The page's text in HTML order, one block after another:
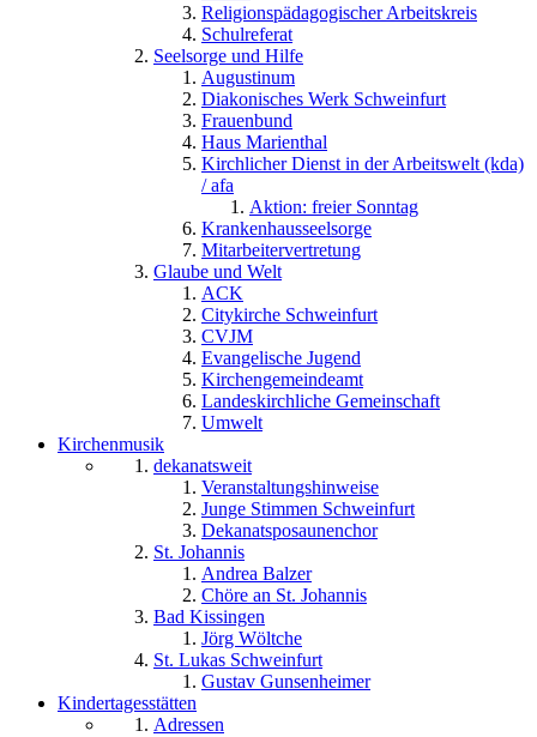
Religionspädagogischer Arbeitskreis
Schulreferat
Seelsorge und Hilfe
Augustinum
Diakonisches Werk Schweinfurt
Frauenbund
Haus Marienthal
Kirchlicher Dienst in der Arbeitswelt (kda)
/ afa
Aktion: freier Sonntag
Krankenhausseelsorge
Mitarbeitervertretung
Glaube und Welt
ACK
Citykirche Schweinfurt
CVJM
Evangelische Jugend
Kirchengemeindeamt
Landeskirchliche Gemeinschaft
Umwelt
Kirchenmusik
dekanatsweit
Veranstaltungshinweise
Junge Stimmen Schweinfurt
Dekanatsposaunenchor
St. Johannis
Andrea Balzer
Chöre an St. Johannis
Bad Kissingen
Jörg Wöltche
St. Lukas Schweinfurt
Gustav Gunsenheimer
Kindertagesstätten
Adressen